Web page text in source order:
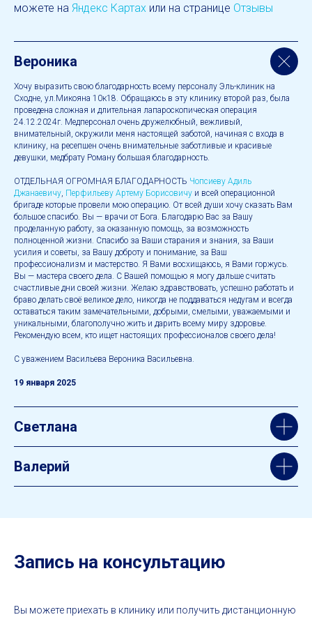
можете на Яндекс Картах или на странице Отзывы
Вероника
Хочу выразить свою благодарность всему персоналу Эль-клиник на
Сходне, ул.Микояна 10к18. Обращаюсь в эту клинику второй раз, была
проведена сложная и длительная лапароскопическая операция
24.12.2024г. Медперсонал очень дружелюбный, вежливый,
внимательный, окружили меня настоящей заботой, начиная с входа в
клинику, на ресепшен очень внимательные заботливые и красивые
девушки, медбрату Роману большая благодарность.
ОТДЕЛЬНАЯ ОГРОМНАЯ БЛАГОДАРНОСТЬ Чопсиеву Адиль
Джанаевичу Перфильеву Артему Борисовичу и всей операционной
бригаде которые провели мою операцию. От всей души хочу сказать Вам
большое спасибо. Вы — врачи от Бога. Благодарю Вас за Вашу
проделанную работу, за оказанную помощь, за возможность
полноценной жизни. Спасибо за Ваши старания и знания, за Ваши
усилия и советы, за Вашу доброту и понимание, за Ваш
профессионализм и мастерство. Я Вами восхищаюсь, я Вами горжусь.
Вы — мастера своего дела. С Вашей помощью я могу дальше считать
счастливые дни своей жизни. Желаю здравствовать, успешно работать и
браво делать своё великое дело, никогда не поддаваться недугам и всегда
оставаться таким замечательными, добрыми, смелыми, уважаемыми и
уникальными, благополучно жить и дарить всему миру здоровье.
Рекомендую всем, кто ищет настоящих профессионалов своего дела!
С уважением Васильева Вероника Васильевна.
19 января 2025
Светлана
Валерий
Запись на консультацию
Вы можете приехать в клинику или получить дистанционную